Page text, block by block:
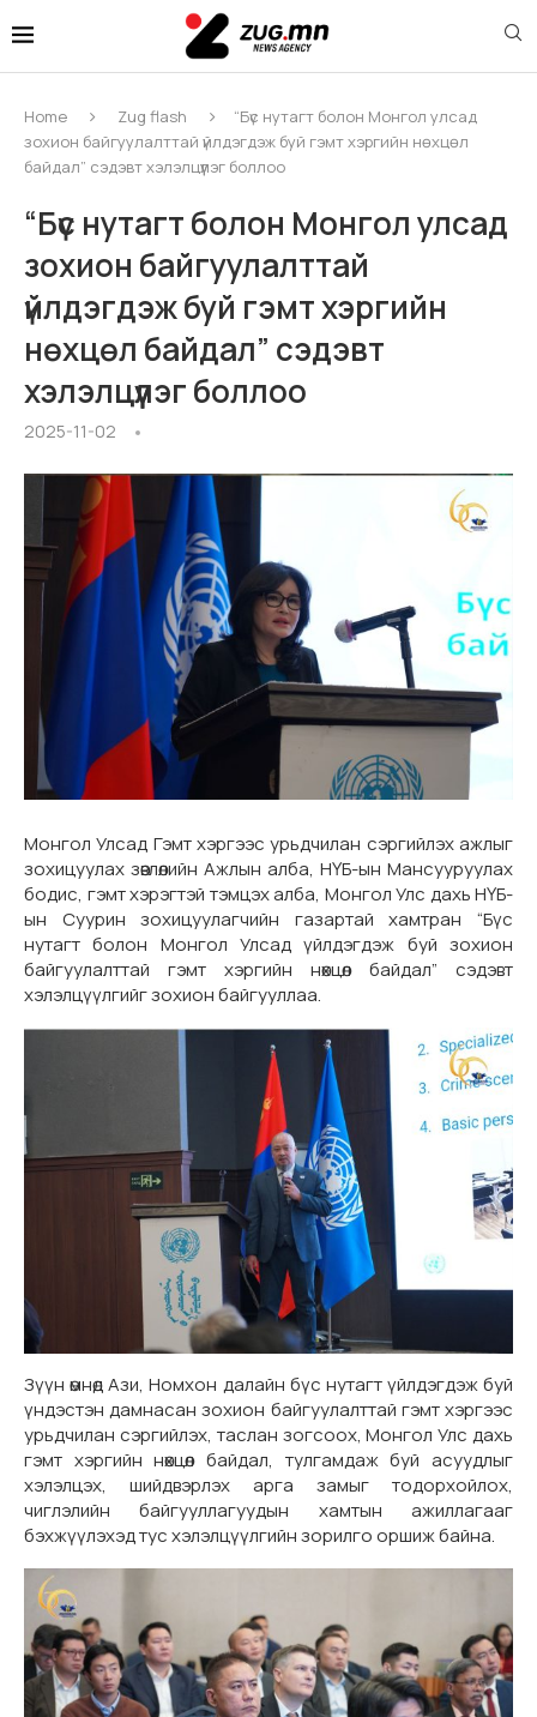
Home Zug flash
“Бүс нутагт болон Монгол улсад
зохион байгуулалттай үйлдэгдэж буй гэмт хэргийн нөхцөл
байдал” сэдэвт хэлэлцүүлэг боллоо
“Бүс нутагт болон Монгол улсад
зохион байгуулалттай
үйлдэгдэж буй гэмт хэргийн
нөхцөл байдал” сэдэвт
хэлэлцүүлэг боллоо
2025-11-02
Монгол Улсад Гэмт хэргээс урьдчилан сэргийлэх ажлыг
зохицуулах зөвлөлийн Ажлын алба, НҮБ-ын Мансууруулах
бодис, гэмт хэрэгтэй тэмцэх алба, Монгол Улс дахь НҮБ-
ын Суурин зохицуулагчийн газартай хамтран “Бүс
нутагт болон Монгол Улсад үйлдэгдэж буй зохион
байгуулалттай гэмт хэргийн нөхцөл байдал” сэдэвт
хэлэлцүүлгийг зохион байгууллаа.
Зүүн өмнөд Ази, Номхон далайн бүс нутагт үйлдэгдэж буй
үндэстэн дамнасан зохион байгуулалттай гэмт хэргээс
урьдчилан сэргийлэх, таслан зогсоох, Монгол Улс дахь
гэмт хэргийн нөхцөл байдал, тулгамдаж буй асуудлыг
хэлэлцэх, шийдвэрлэх арга замыг тодорхойлох,
чиглэлийн байгууллагуудын хамтын ажиллагааг
бэхжүүлэхэд тус хэлэлцүүлгийн зорилго оршиж байна.